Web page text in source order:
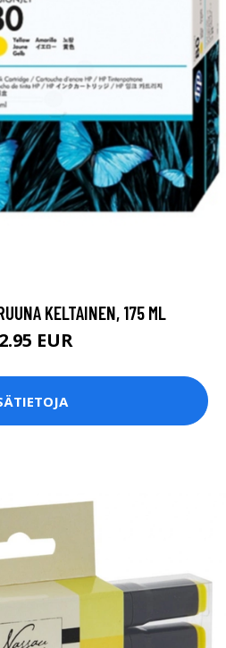
KELTAINEN, 175 ML
EUR